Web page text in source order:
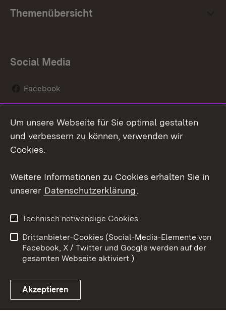
Themenübersicht
Social Media
Facebook
Social Wall
Youtube
Link zum Landesportal
Kontakt
Datenschutz
Barrierefreiheit
Impressum Cookies
Um unsere Webseite für Sie optimal gestalten
und verbessern zu können, verwenden wir
Cookies.
Weitere Informationen zu Cookies erhalten Sie in
unserer Datenschutzerklärung.
Technisch notwendige Cookies
Drittanbieter-Cookies (Social-Media-Elemente von
Facebook, X / Twitter und Google werden auf der
gesamten Webseite aktiviert.)
Akzeptieren